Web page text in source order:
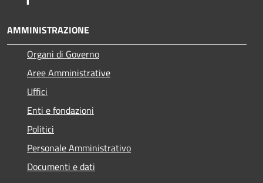
AMMINISTRAZIONE
Organi di Governo
Aree Amministrative
Uffici
Enti e fondazioni
Politici
Personale Amministrativo
Documenti e dati